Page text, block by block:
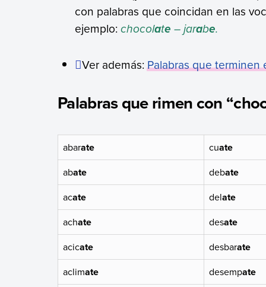
con palabras que coincidan en las
ejemplo:chocolate – jarabe.
Ver además:Palabras que terminen
Palabras que rimen con
abarate cuate
abate debate
acate delate
achate desate
acicate desbarate
aclimate desempate